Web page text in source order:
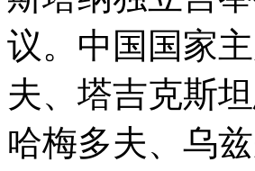
议。中国国家
夫、塔吉克斯
哈梅多夫、乌